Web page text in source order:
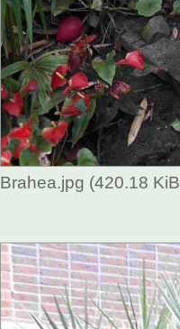
Brahea.jpg (420.18